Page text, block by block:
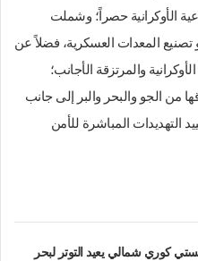
الأوكرانية حصراً؛ وشملت
تصنيع المعدات العسكرية، فضلاً عن
والمرتزقة الأجانب؛
من الجو والبحر والبر إلى جانب
التهديدات المباشرة للأمن
كوري شمالي يعيد التوتر لبحر